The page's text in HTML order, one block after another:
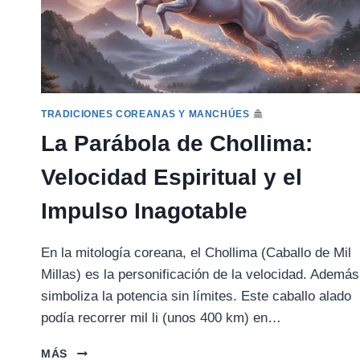
TRADICIONES COREANAS Y MANCHÚES
La Parábola de Chollima:
Velocidad Espiritual y el
Impulso Inagotable
En la mitología coreana, el Chollima (Caballo de Mil
Millas) es la personificación de la velocidad.
simboliza la potencia sin límites. Este caballo alado
podía recorrer mil li (unos 400 km) en…
MÁS LA